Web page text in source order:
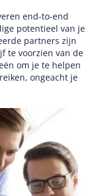
end-to-end
potentieel van je
partners zijn
te voorzien van de
om je te helpen
ongeacht je